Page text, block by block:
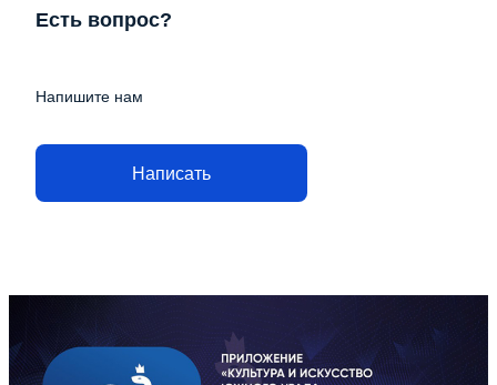
Есть вопрос?
Напишите нам
Написать